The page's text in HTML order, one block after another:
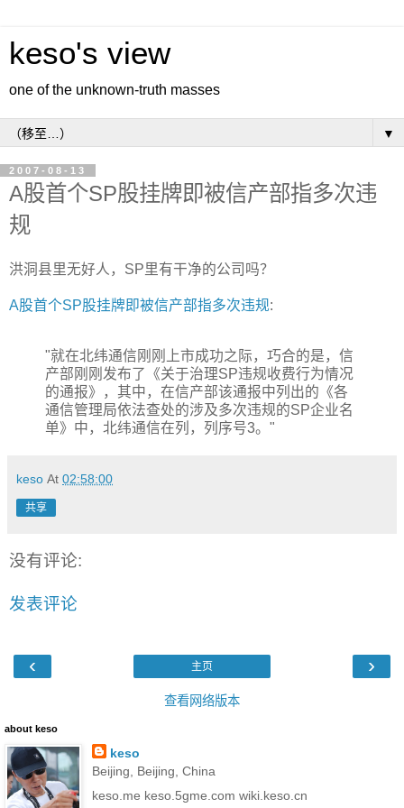
keso's view
one of the unknown-truth masses
▼
2007-08-13
A股首个SP股挂牌即被信产部指多次违
规
洪洞县里无好人，SP里有干净的公司吗？
A股首个SP股挂牌即被信产部指多次违规:
"就在北纬通信刚刚上市成功之际，巧合的是，信
产部刚刚发布了《关于治理SP违规收费行为情况
的通报》，其中，在信产部该通报中列出的《各
通信管理局依法查处的涉及多次违规的SP企业名
单》中，北纬通信在列，列序号3。"
keso At 02:58:00
共享
没有评论:
发表评论
‹ ›
主页
查看网络版本
about keso
keso
Beijing, Beijing, China
keso.me keso.5gme.com wiki.keso.cn